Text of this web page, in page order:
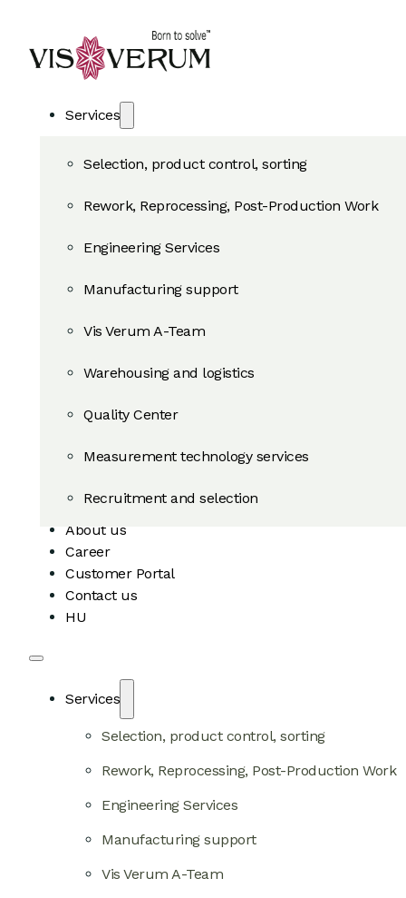
Services
Selection, product control, sorting
Rework, Reprocessing, Post-Production Work
Engineering Services
Manufacturing support
Vis Verum A-Team
Warehousing and logistics
Quality Center
Measurement technology services
Recruitment and selection
About us
Career
Customer Portal
Contact us
HU
Services
Selection, product control, sorting
Rework, Reprocessing, Post-Production Work
Engineering Services
Manufacturing support
Vis Verum A-Team